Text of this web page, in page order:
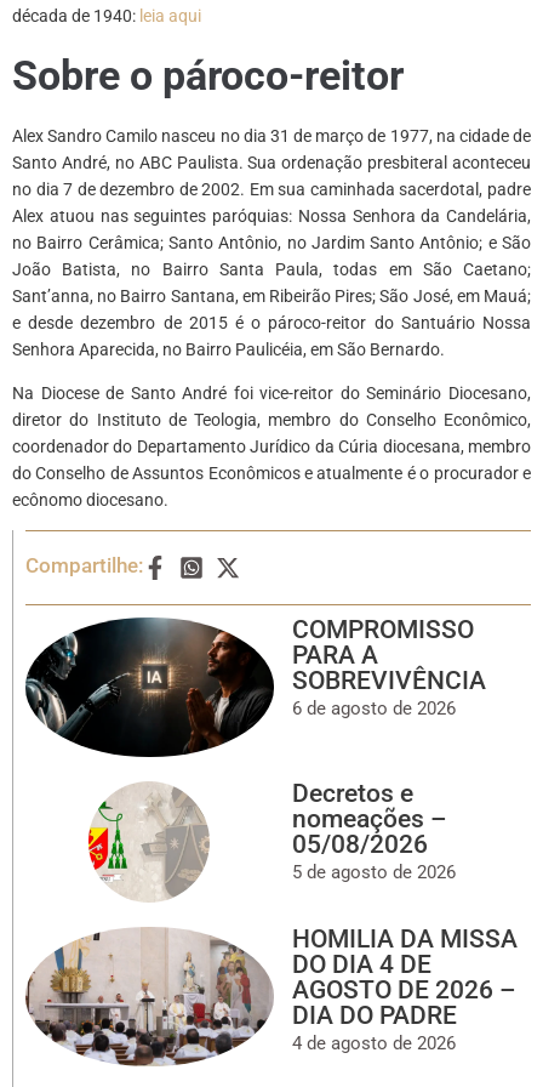
década de 1940: leia aqui
Sobre o pároco-reitor
Alex Sandro Camilo nasceu no dia 31 de março de 1977, na cidade de
Santo André, no ABC Paulista. Sua ordenação presbiteral aconteceu
no dia 7 de dezembro de 2002. Em sua caminhada sacerdotal, padre
Alex atuou nas seguintes paróquias: Nossa Senhora da Candelária,
no Bairro Cerâmica; Santo Antônio, no Jardim Santo Antônio; e São
João Batista, no Bairro Santa Paula, todas em São Caetano;
Sant’anna, no Bairro Santana, em Ribeirão Pires; São José, em Mauá;
e desde dezembro de 2015 é o pároco-reitor do Santuário Nossa
Senhora Aparecida, no Bairro Paulicéia, em São Bernardo.
Na Diocese de Santo André foi vice-reitor do Seminário Diocesano,
diretor do Instituto de Teologia, membro do Conselho Econômico,
coordenador do Departamento Jurídico da Cúria diocesana, membro
do Conselho de Assuntos Econômicos e atualmente é o procurador e
ecônomo diocesano.
Compartilhe:
COMPROMISSO
PARA A
SOBREVIVÊNCIA
6 de agosto de 2026
Decretos e
nomeações –
05/08/2026
5 de agosto de 2026
HOMILIA DA MISSA
DO DIA 4 DE
AGOSTO DE 2026 –
DIA DO PADRE
4 de agosto de 2026